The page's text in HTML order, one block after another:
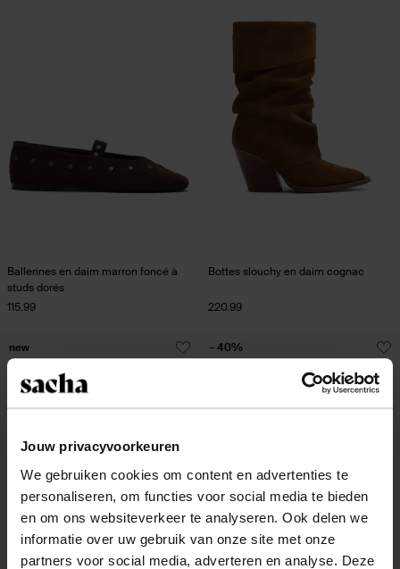
Jouw privacyvoorkeuren
We gebruiken cookies om content en advertenties te
personaliseren, om functies voor social media te bieden
en om ons websiteverkeer te analyseren. Ook delen we
informatie over uw gebruik van onze site met onze
partners voor social media, adverteren en analyse. Deze
Ballerines en daim marron foncé à
studs dorés
115.99
Bottes slouchy en daim cognac
220.99
new - 40%